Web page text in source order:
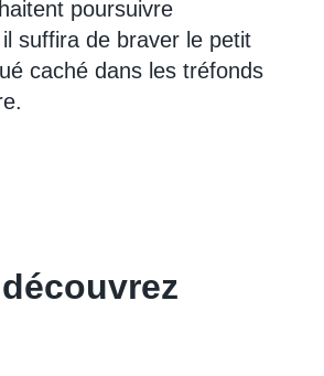
poursuivre
il suffira de braver le petit
caché dans les tréfonds